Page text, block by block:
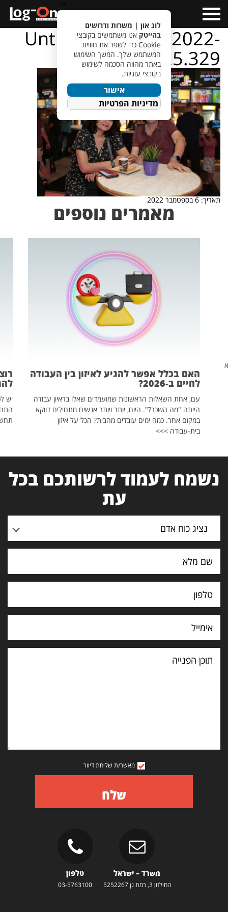
Menu
Untitled design – 2022-
09-01T143225.329
תאריך: 6 בספטמבר 2022
מאמרים נוספים
האם בכלל אפשר להגיע לאיזון בין העבודה
לחיים ב-2026?
עם, אחת השאלות הראשונות שמועמדים שאלו בראיון עבודה
הייתה "מה השכר?". היום, יותר ויותר אנשים מתחילים דווקא
במקום אחר. כמה ימים עובדים מהבית? הכל על איזון
בית-עבודה >>>
יש
נשמח לעמוד לרשותכם בכל
עת
נציג כוח אדם
תוכן
הפנייה
מאשר/ת שליחת דיוור
שלח
משרד – ישראל
החילזון 3, רמת גן 5252267
טלפון
03-5763100
לוג און | משרות ודרושים
בהייטק אנו משתמשים בקובצי
Cookie כדי לשפר את חוויית
המשתמש שלך. המשך השימוש
באתר מהווה הסכמה לשימוש
בקובצי עוגיות.
אישור
מדיניות הפרטיות